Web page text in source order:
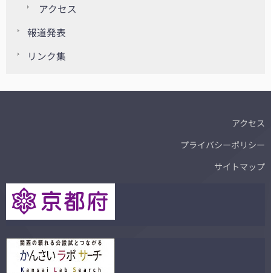
アクセス
報道発表
リンク集
アクセス
プライバシーポリシー
サイトマップ